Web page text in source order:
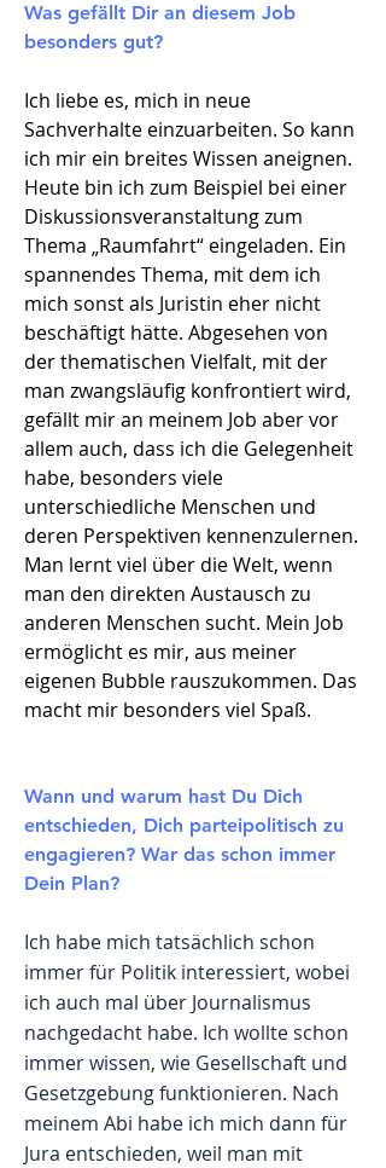
Was gefällt Dir an diesem Job
besonders gut?​
Ich liebe es, mich in neue
Sachverhalte einzuarbeiten. So kann
ich mir ein breites Wissen aneignen.
Heute bin ich zum Beispiel bei einer
Diskussionsveranstaltung zum
Thema „Raumfahrt“ eingeladen. Ein
spannendes Thema, mit dem ich
mich sonst als Juristin eher nicht
beschäftigt hätte. Abgesehen von
der thematischen Vielfalt, mit der
man zwangsläufig konfrontiert wird,
gefällt mir an meinem Job aber vor
allem auch, dass ich die Gelegenheit
habe, besonders viele
unterschiedliche Menschen und
deren Perspektiven kennenzulernen.
Man lernt viel über die Welt, wenn
man den direkten Austausch zu
anderen Menschen sucht. Mein Job
ermöglicht es mir, aus meiner
eigenen Bubble rauszukommen. Das
macht mir besonders viel Spaß.
Wann und warum hast Du Dich
entschieden, Dich parteipolitisch zu
engagieren? War das schon immer
Dein Plan?
Ich habe mich tatsächlich schon
immer für Politik interessiert, wobei
ich auch mal über Journalismus
nachgedacht habe. Ich wollte schon
immer wissen, wie Gesellschaft und
Gesetzgebung funktionieren. Nach
meinem Abi habe ich mich dann für
Jura entschieden, weil man mit